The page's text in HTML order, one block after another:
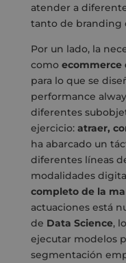
atender a
tanto de branding
Por un lado, la
como ecommerce
para lo que se
performance
diferentes
ejercicio: atraer,
ha abarcado un
diferentes líneas
modalidades
completo de la
actuaciones está
de Data Science,
ejecutar modelos
segmentación